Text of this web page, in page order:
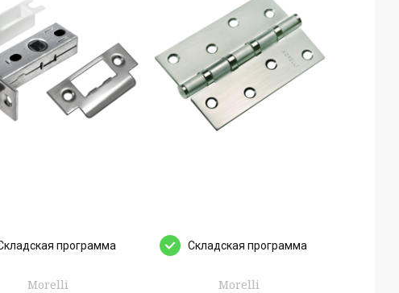
программа
Morelli
Cкладская программа
Morelli